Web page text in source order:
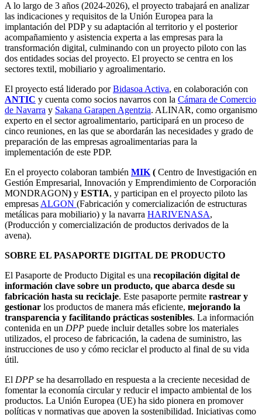
A lo largo de 3 años (2024-2026), el proyecto trabajará en analizar
las indicaciones y requisitos de la Unión Europea para la
implantación del PDP y su adaptación al territorio y el posterior
acompañamiento y asistencia experta a las empresas para la
transformación digital, culminando con un proyecto piloto con las
dos entidades socias del proyecto. El proyecto se centra en los
sectores textil, mobiliario y agroalimentario.
El proyecto está liderado porBidasoa Activa, en colaboración con
ANTIC y cuenta como socios navarros con la Cámara de Comercio
de Navarra y Sakana Garapen Agentzia. ALINAR, como organismo
experto en el sector agroalimentario, participará en un proceso de
cinco reuniones, en las que se abordarán las necesidades y grado de
preparación de las empresas agroalimentarias para la
implementación de este PDP.
En el proyecto colaboran también MIK ( Centro de Investigación en
Gestión Empresarial, Innovación y Emprendimiento de Corporación
MONDRAGON) y ESTIA, y participan en el proyecto piloto las
empresas ALGON (Fabricación y comercialización de estructuras
metálicas para mobiliario) y la navarra HARIVENASA,
(Producción y comercialización de productos derivados de la
avena).
SOBRE EL PASAPORTE DIGITAL DE PRODUCTO
El Pasaporte de Producto Digital es una recopilación digital de
información clave sobre un producto, que abarca desde su
fabricación hasta su reciclaje. Este pasaporte permite rastrear y
gestionar los productos de manera más eficiente, mejorando la
transparencia y facilitando prácticas sostenibles. La información
contenida en un DPP puede incluir detalles sobre los materiales
utilizados, el proceso de fabricación, la cadena de suministro, las
instrucciones de uso y cómo reciclar el producto al final de su vida
útil.
El DPP se ha desarrollado en respuesta a la creciente necesidad de
fomentar la economía circular y reducir el impacto ambiental de los
productos. La Unión Europea (UE) ha sido pionera en promover
políticas y normativas que apoyen la sostenibilidad. Iniciativas como